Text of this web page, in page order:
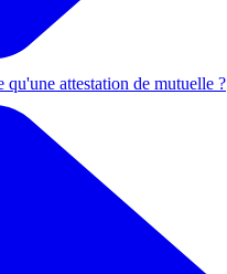
qu'une attestation de mutuelle ?